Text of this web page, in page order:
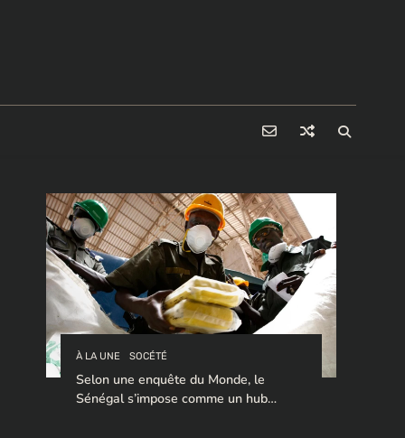
À LA UNE SOCÉTÉ
Selon une enquête du Monde, le
Sénégal s’impose comme un hub